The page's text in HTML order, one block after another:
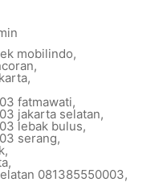
mobilindo,
,
,
fatmawati,
jakarta selatan,
lebak bulus,
serang,
,
,
081385550003,